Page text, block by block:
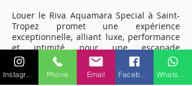
Louer le Riva Aquamara Special à Saint-
Tropez promet une expérience
exceptionnelle, alliant luxe, performance
et intimité pour une escapade
mémorable sur la Méditerranée.
Embarquez pour une aventure maritime
unique et découvrez la magie de la Côte
Phone Email